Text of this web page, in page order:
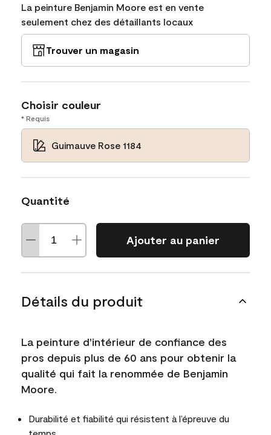
La peinture Benjamin Moore est en vente
seulement chez des détaillants locaux
Trouver un magasin
Choisir couleur
* Requis
Guimauve Rose 1184
Quantité
Ajouter au panier
Détails du produit
La peinture d'intérieur de confiance des
pros depuis plus de 60 ans pour obtenir la
qualité qui fait la renommée de Benjamin
Moore.
Durabilité et fiabilité qui résistent à l’épreuve du
temps